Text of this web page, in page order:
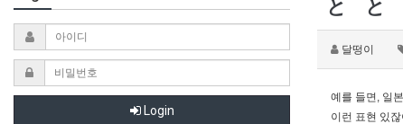
と と
달떵이
예를 들면, 일
이런 표현 있
Login